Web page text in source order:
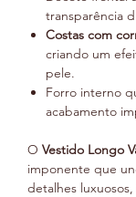
transparência
Costas com
criando um
pele.
Forro interno
acabamento
O Vestido Longo
imponente que
detalhes